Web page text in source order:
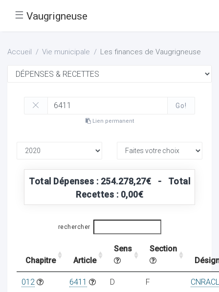
☰ Vaugrigneuse
Accueil Vie municipale Les finances de Vaugrigneuse
Go!
Lien permanent
Total Dépenses : 254.278,27€ - Total
Recettes : 0,00€
rechercher
Chapitre Article
Sens
Section
012 6411 D F CNRACL